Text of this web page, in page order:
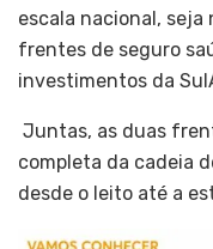
escala nacional,
frentes de seguro
investimentos da
Juntas, as duas
completa da cadeia
desde o leito até a